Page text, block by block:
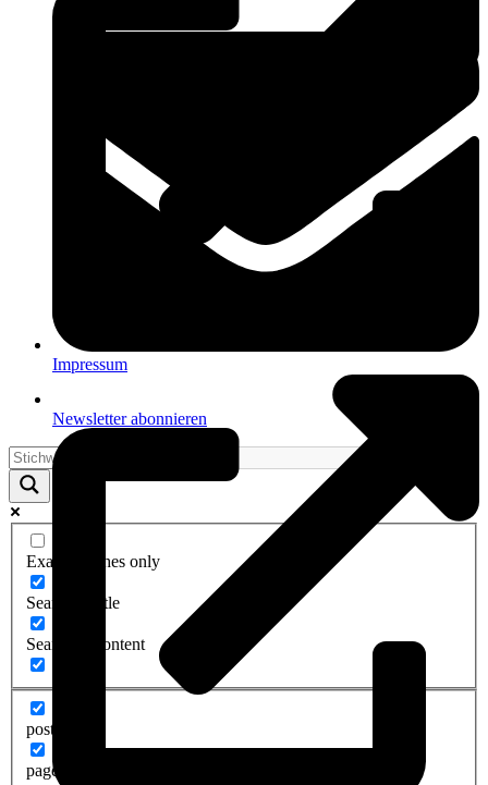
Newsletter abonnieren
Exact matches only
Search in title
Search in content
post
page
Impressum